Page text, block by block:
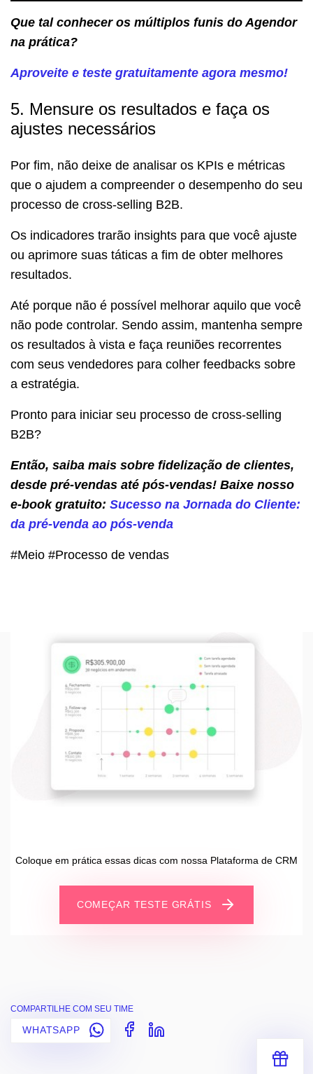
Que tal conhecer os múltiplos funis do Agendor
na prática?
Aproveite e teste gratuitamente agora mesmo!
5. Mensure os resultados e faça os
ajustes necessários
Por fim, não deixe de analisar os KPIs e métricas
que o ajudem a compreender o desempenho do seu
processo de cross-selling B2B.
Os indicadores trarão insights para que você ajuste
ou aprimore suas táticas a fim de obter melhores
resultados.
Até porque não é possível melhorar aquilo que você
não pode controlar. Sendo assim, mantenha sempre
os resultados à vista e faça reuniões recorrentes
com seus vendedores para colher feedbacks sobre
a estratégia.
Pronto para iniciar seu processo de cross-selling
B2B?
Então, saiba mais sobre fidelização de clientes,
desde pré-vendas até pós-vendas! Baixe nosso
e-book gratuito: Sucesso na Jornada do Cliente:
da pré-venda ao pós-venda
#Meio #Processo de vendas
Coloque em prática essas dicas com nossa Plataforma de CRM
COMEÇAR TESTE GRÁTIS
COMPARTILHE COM SEU TIME
WHATSAPP